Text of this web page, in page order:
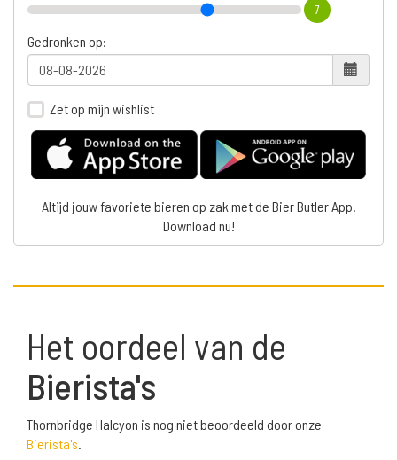
7
Gedronken op:
Zet op mijn wishlist
Altijd jouw favoriete bieren op zak met de Bier Butler App.
Download nu!
Het oordeel van de
Bierista's
Thornbridge Halcyon is nog niet beoordeeld door onze
Bierista's.